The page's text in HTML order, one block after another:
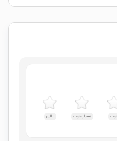
بسیار خوب عالی